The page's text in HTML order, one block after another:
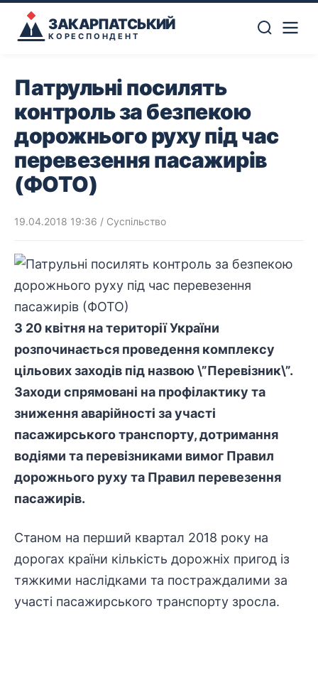
ЗАКАРПАТСЬКИЙ
КОРЕСПОНДЕНТ
Патрульні посилять
контроль за безпекою
дорожнього руху під час
перевезення пасажирів
(ФОТО)
19.04.2018 19:36 / Суспільство
З 20 квітня на території України
розпочинається проведення комплексу
цільових заходів під назвою \”Перевізник\”.
Заходи спрямовані на профілактику та
зниження аварійності за участі
пасажирського транспорту, дотримання
водіями та перевізниками вимог Правил
дорожнього руху та Правил перевезення
пасажирів.
Станом на перший квартал 2018 року на
дорогах країни кількість дорожніх пригод із
тяжкими наслідками та постраждалими за
участі пасажирського транспорту зросла.